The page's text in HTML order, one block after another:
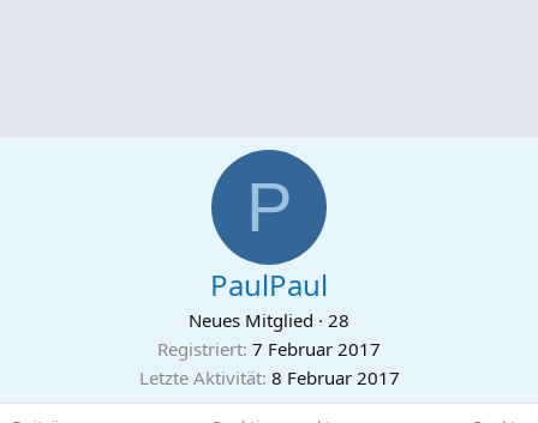
P
PaulPaul
Neues Mitglied · 28
Registriert 7 Februar 2017
Letzte Aktivität 8 Februar 2017